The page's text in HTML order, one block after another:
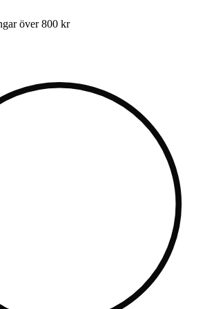
över 800 kr